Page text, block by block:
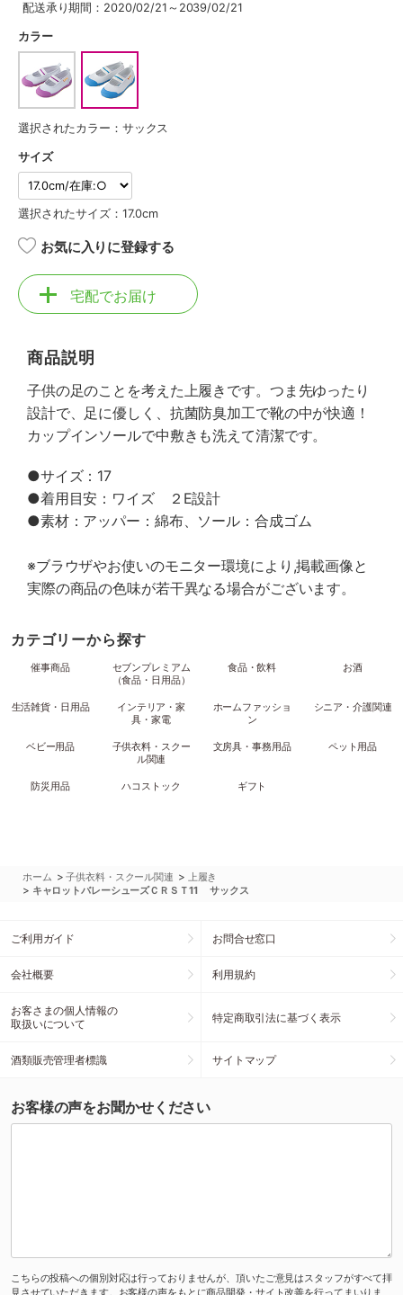
配送承り期間：2020/02/21～2039/02/21
カラー
選択されたカラー：サックス
サイズ
選択されたサイズ：17.0cm
お気に入りに登録する
宅配でお届け
商品説明
子供の足のことを考えた上履きです。つま先ゆったり
設計で、足に優しく、抗菌防臭加工で靴の中が快適！
カップインソールで中敷きも洗えて清潔です。
●サイズ：17
●着用目安：ワイズ ２E設計
●素材：アッパー：綿布、ソール：合成ゴム
※ブラウザやお使いのモニター環境により,掲載画像と
実際の商品の色味が若干異なる場合がございます。
カテゴリーから探す
催事商品
セブンプレミアム
（食品・日用品）
食品・飲料 お酒
生活雑貨・日用品
インテリア・家
具・家電
ホームファッショ
ン
シニア・介護関連
ベビー用品
子供衣料・スクー
ル関連
文房具・事務用品 ペット用品
防災用品 ハコストック ギフト
ホーム >子供衣料・スクール関連 > 上履き
> キャロットバレーシューズＣＲＳＴ11 サックス
ご利用ガイド お問合せ窓口
会社概要 利用規約
お客さまの個人情報の
取扱いについて
特定商取引法に基づく表示
酒類販売管理者標識 サイトマップ
お客様の声をお聞かせください
こちらの投稿への個別対応は行っておりませんが、頂いたご意見はスタッフがすべて拝
見させていただきます。お客様の声をもとに商品開発・サイト改善を行ってまいりま